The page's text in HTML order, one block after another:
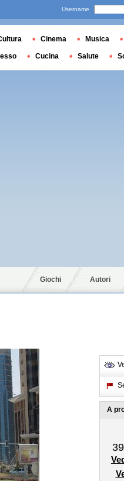
Giochi Autori
A
39
Username
Cinema Musica
Cucina Salute